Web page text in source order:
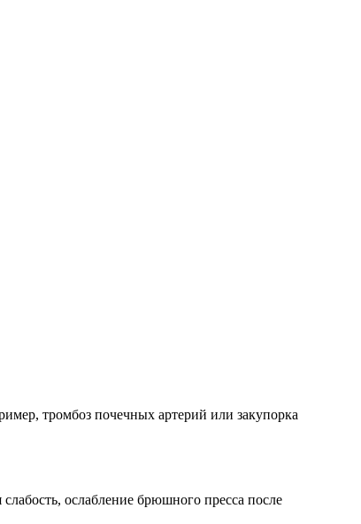
тромбоз почечных артерий или закупорка
ослабление брюшного пресса после